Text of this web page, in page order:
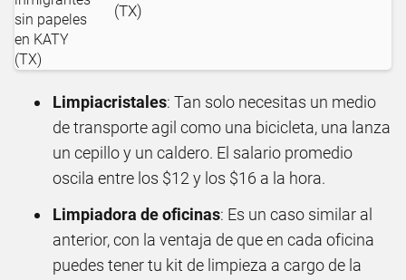
(TX)
Limpiacristales: Tan solo necesitas un medio
de transporte agil como una bicicleta, una lanza
un cepillo y un caldero. El salario promedio
oscila entre los $12 y los $16 a la hora.
Limpiadora de oficinas: Es un caso similar al
anterior, con la ventaja de que en cada oficina
puedes tener tu kit de limpieza a cargo de la